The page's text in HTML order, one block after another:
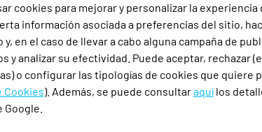
G
a
r
s
el máximo confort en trabajos que
laboratorios, residencias, centros
un pantalón resistente, cómodo y fácil de
cookies para mejorar y personalizar la experiencia
información asociada a preferencias del sitio,
en el caso de llevar a cabo alguna campaña de
y analizar su efectividad. Puede aceptar, rechazar
o configurar las tipologías de cookies que quiere
Cookies). Además, se puede consultaraquílos